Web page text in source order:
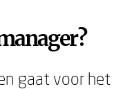
gaat voor het